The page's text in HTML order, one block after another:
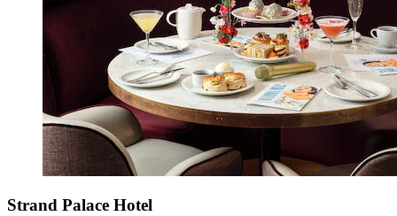
Strand Palace Hotel